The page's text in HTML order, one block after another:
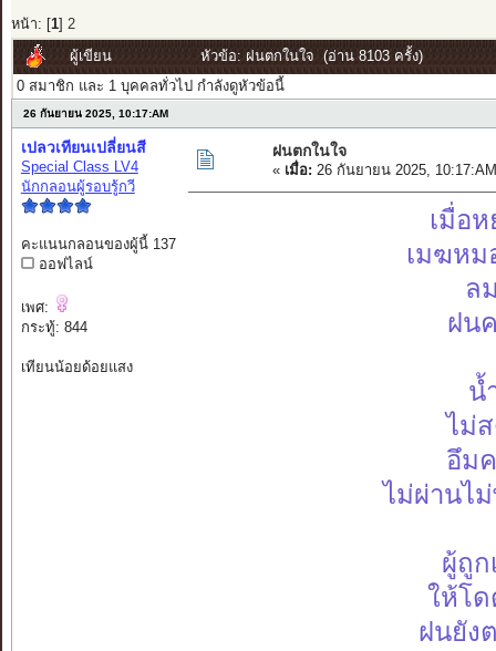
หน้า: [ 1] 2
ผู้เขียน
หัวข้อ: ฝนตกในใจ (อ่าน 8103 ครั้ง)
0 สมาชิก และ 1 บุคคลทั่วไป กำลังดูหัวข้อนี้
26 กันยายน 2025, 10:17:AM
เปลวเทียนเปลี่ยนสี
Special Class LV4
นักกลอนผู้รอบรู้กวี
คะแนนกลอนของผู้นี้ 137
ออฟไลน์
เพศ:
กระทู้: 844
เทียนน้อยด้อยแสง
ฝนตกในใจ
« เมื่อ: 26 กันยายน 2025,
เมื่อ
เมฆห
ล
ฝน
น้
ไม่
อึม
ไม่ผ่านไ
ผู้ถูก
ให้โ
ฝนยัง